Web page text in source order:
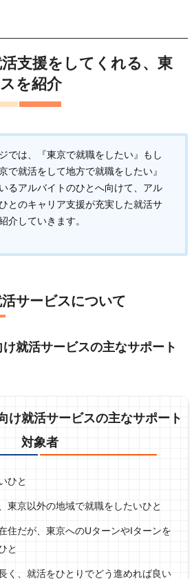
支援をしてくれる、東
を紹介
では、『東京で就職をしたい』もし
で就活をして地方で就職をしたい』
るアルバイトのひとへ向けて、アル
とのキャリア支援が充実した就活サ
介していきます。
サービスについて
就活サービスの主なサポート
け就活サービスの主なサポート
対象者
ひと
東京以外の地域で就職をしたいひと
住だが、東京へのUターンやIターンを
と
く、就活をひとりでどう進めれば良い